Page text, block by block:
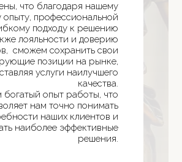
что благодаря нашему
профессиональной
подходу к решению
лояльности и доверию
сможем сохранить свои
позиции на рынке,
услуги наилучшего
качества.
опыт работы, что
нам точно понимать
наших клиентов и
наиболее эффективные
решения.